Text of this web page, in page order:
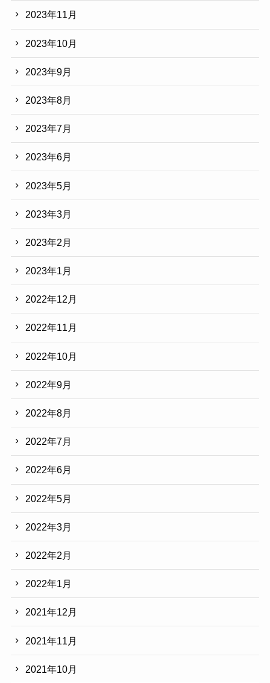
2023年11月
2023年10月
2023年9月
2023年8月
2023年7月
2023年6月
2023年5月
2023年3月
2023年2月
2023年1月
2022年12月
2022年11月
2022年10月
2022年9月
2022年8月
2022年7月
2022年6月
2022年5月
2022年3月
2022年2月
2022年1月
2021年12月
2021年11月
2021年10月